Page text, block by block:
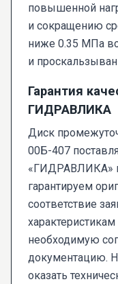
повышенной
и сокращению
ниже 0.35 МПа
и
Гарантия
ГИДРАВЛИКА
Диск
00Б-407
«ГИДРАВЛИКА»
гарантируем
соответствие
необходимую
документацию.
оказать